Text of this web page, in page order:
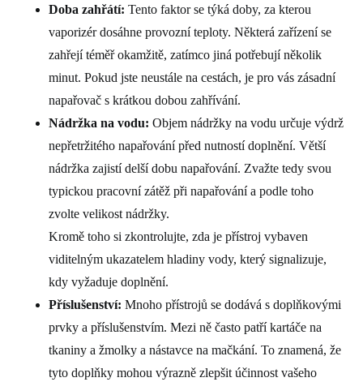
Doba zahřátí: Tento faktor se týká doby, za kterou
vaporizér dosáhne provozní teploty. Některá zařízení se
zahřejí téměř okamžitě, zatímco jiná potřebují několik
minut. Pokud jste neustále na cestách, je pro vás zásadní
napařovač s krátkou dobou zahřívání.
Nádržka na vodu: Objem nádržky na vodu určuje výdrž
nepřetržitého napařování před nutností doplnění. Větší
nádržka zajistí delší dobu napařování. Zvažte tedy svou
typickou pracovní zátěž při napařování a podle toho
zvolte velikost nádržky.
Kromě toho si zkontrolujte, zda je přístroj vybaven
viditelným ukazatelem hladiny vody, který signalizuje,
kdy vyžaduje doplnění.
Příslušenství: Mnoho přístrojů se dodává s doplňkovými
prvky a příslušenstvím. Mezi ně často patří kartáče na
tkaniny a žmolky a nástavce na mačkání. To znamená, že
tyto doplňky mohou výrazně zlepšit účinnost vašeho